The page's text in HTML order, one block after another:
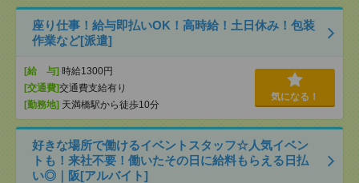
座り仕事！給与即払いOK！高時給！土日休み！包装
作業など[派遣]
[給 与] 時給1300円
[交通費]交通費支給有り
[勤務地] 天満橋駅から徒歩10分
気になる！
好きな場所で働けるイベントスタッフ☆人気イベン
トも！来社不要！働いたその日に給料もらえる日払
い◎｜阪[アルバイト]